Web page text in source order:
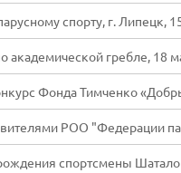
спорту, г. Липецк,
академической гребле, 18
Фонда Тимченко
РОО "Федерации
спортсмены